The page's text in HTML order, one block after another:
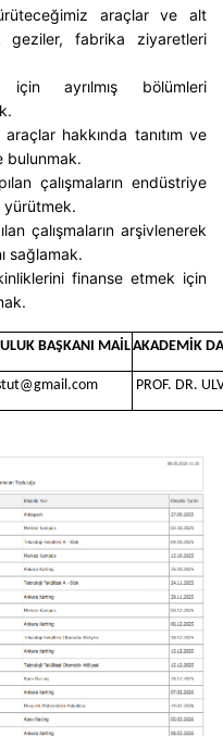
araçlar ve alt
geziler, fabrika ziyaretleri
için ayrılmış bölümleri
araçlar hakkında tanıtım ve
bulunmak.
çalışmaların endüstriye
yürütmek.
çalışmaların arşivlenerek
sağlamak.
finanse etmek için
BAŞKANI MAİLAKADEMİK
PROF. DR.